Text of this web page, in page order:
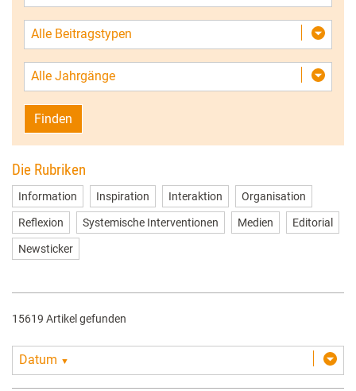
Alle Beitragstypen
Alle Jahrgänge
Finden
Die Rubriken
Information Inspiration Interaktion Organisation
Reflexion Systemische Interventionen Medien Editorial
Newsticker
15619 Artikel gefunden
Datum ▼